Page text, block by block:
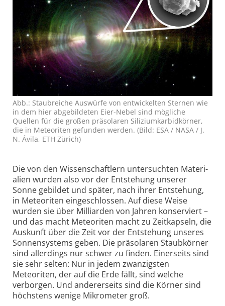
Abb.: Staubreiche Auswürfe von entwickelten Sternen wie
in dem hier abgebildeten Eier-Nebel sind mögliche
Quellen für die großen präsolaren Siliziumkarbidkörner,
die in Meteoriten gefunden werden. (Bild: ESA / NASA / J.
N. Ávila, ETH Zürich)
Die von den Wissenschaftlern unter­suchten Materi­
alien wurden also vor der Entstehung unserer
Sonne gebildet und später, nach ihrer Entstehung,
in Meteoriten ein­ge­schlossen. Auf diese Weise
wurden sie über Milliarden von Jahren konser­viert –
und das macht Meteoriten macht zu Zeit­kapseln, die
Auskunft über die Zeit vor der Entstehung unseres
Sonnen­systems geben. Die prä­solaren Staub­körner
sind aller­dings nur schwer zu finden. Einer­seits sind
sie sehr selten: Nur in jedem zwanzigsten
Meteoriten, der auf die Erde fällt, sind welche
verborgen. Und anderer­seits sind die Körner sind
höchstens wenige Mikro­meter groß.